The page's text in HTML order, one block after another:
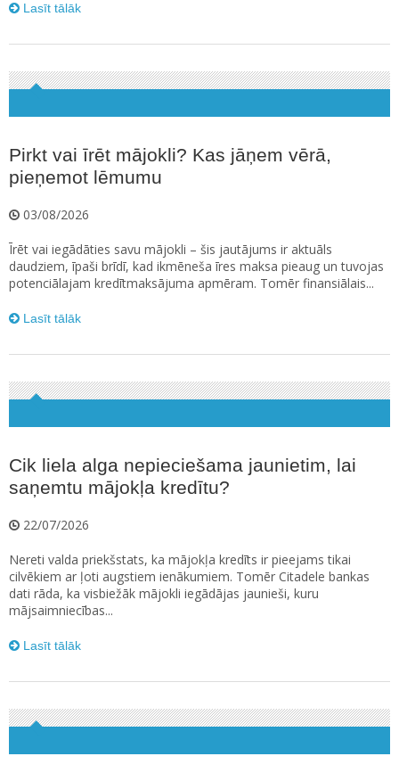
Lasīt tālāk
Pirkt vai īrēt mājokli? Kas jāņem vērā,
pieņemot lēmumu
03/08/2026
Īrēt vai iegādāties savu mājokli – šis jautājums ir aktuāls
daudziem, īpaši brīdī, kad ikmēneša īres maksa pieaug un tuvojas
potenciālajam kredītmaksājuma apmēram. Tomēr finansiālais...
Lasīt tālāk
Cik liela alga nepieciešama jaunietim, lai
saņemtu mājokļa kredītu?
22/07/2026
Nereti valda priekšstats, ka mājokļa kredīts ir pieejams tikai
cilvēkiem ar ļoti augstiem ienākumiem. Tomēr Citadele bankas
dati rāda, ka visbiežāk mājokli iegādājas jaunieši, kuru
mājsaimniecības...
Lasīt tālāk